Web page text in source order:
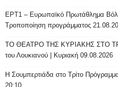
ΕΡΤ1 – Ευρωπαϊκό Πρωτάθλημα
Τροποποίηση προγράμματος
ΤΟ ΘΕΑΤΡΟ ΤΗΣ ΚΥΡΙΑΚΗΣ ΣΤΟ
του Λουκιανού | Κυριακή 09.08.2026
H Σουμπερτιάδα στο Τρίτο
20:10